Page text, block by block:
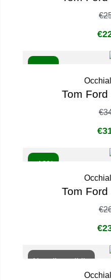
€
€
Tom
€
€
- 10%
Tom
€
€
Non disponibile